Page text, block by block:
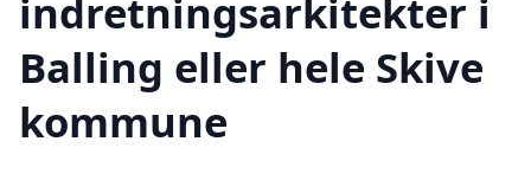
indretningsarkitekter i
Balling eller hele Skive
kommune